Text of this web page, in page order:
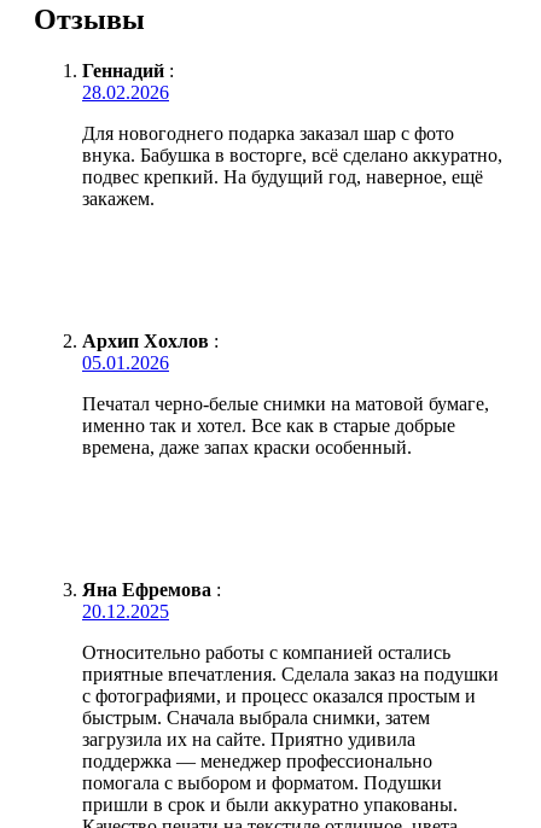
Отзывы
Геннадий :
28.02.2026
Для новогоднего подарка заказал шар с фото
внука. Бабушка в восторге, всё сделано аккуратно,
подвес крепкий. На будущий год, наверное, ещё
закажем.
Архип Хохлов :
05.01.2026
Печатал черно-белые снимки на матовой бумаге,
именно так и хотел. Все как в старые добрые
времена, даже запах краски особенный.
Яна Ефремова :
20.12.2025
Относительно работы с компанией остались
приятные впечатления. Сделала заказ на подушки
с фотографиями, и процесс оказался простым и
быстрым. Сначала выбрала снимки, затем
загрузила их на сайте. Приятно удивила
поддержка — менеджер профессионально
помогала с выбором и форматом. Подушки
пришли в срок и были аккуратно упакованы.